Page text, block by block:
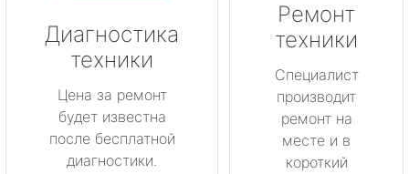
Диагностика
техники
Цена за ремонт
будет известна
после бесплатной
диагностики.
Ремонт
техники
Специалист
производит
ремонт на
месте и в
короткий